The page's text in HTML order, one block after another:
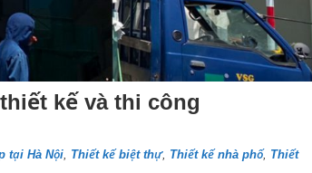
kế và thi công
tại Hà Nội, Thiết kế biệt thự, Thiết kế nhà phố, Thiết